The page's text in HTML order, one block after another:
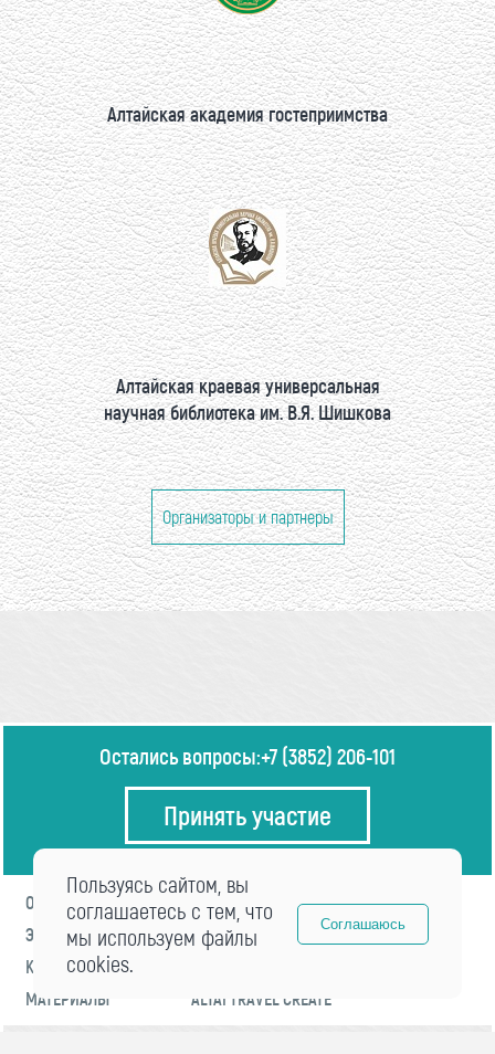
Алтайская академия гостеприимства
Алтайская краевая универсальная
научная библиотека им. В.Я. Шишкова
Организаторы и партнеры
Остались вопросы:+7 (3852) 206-101
Принять участие
О ФОРУМЕ
ПРОГРАММА
ЭКСПЕРТЫ
НОВОСТИ
КОНТАКТЫ
МАТЕРИАЛЫ
ALTAI TRAVEL CREATE
Пользуясь сайтом, вы
соглашаетесь с тем, что
мы используем файлы
cookies.
Соглашаюсь